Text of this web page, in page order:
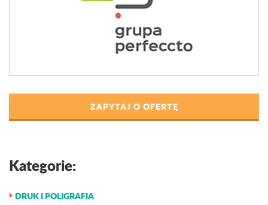
ZAPYTAJ O OFERTĘ
Kategorie:
DRUK I POLIGRAFIA